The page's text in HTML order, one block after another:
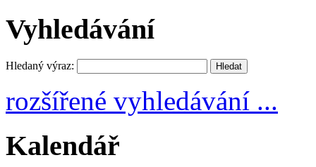
Vyhledávání
Hledaný výraz:
rozšířené vyhledávání ...
Kalendář